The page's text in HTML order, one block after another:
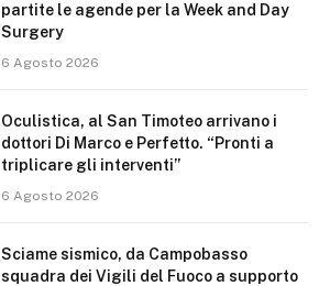
partite le agende per la Week and Day
Surgery
6 Agosto 2026
Oculistica, al San Timoteo arrivano i
dottori Di Marco e Perfetto. “Pronti a
triplicare gli interventi”
6 Agosto 2026
Sciame sismico, da Campobasso
squadra dei Vigili del Fuoco a supporto